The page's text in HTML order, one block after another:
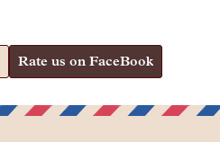
Rate us on FaceBook